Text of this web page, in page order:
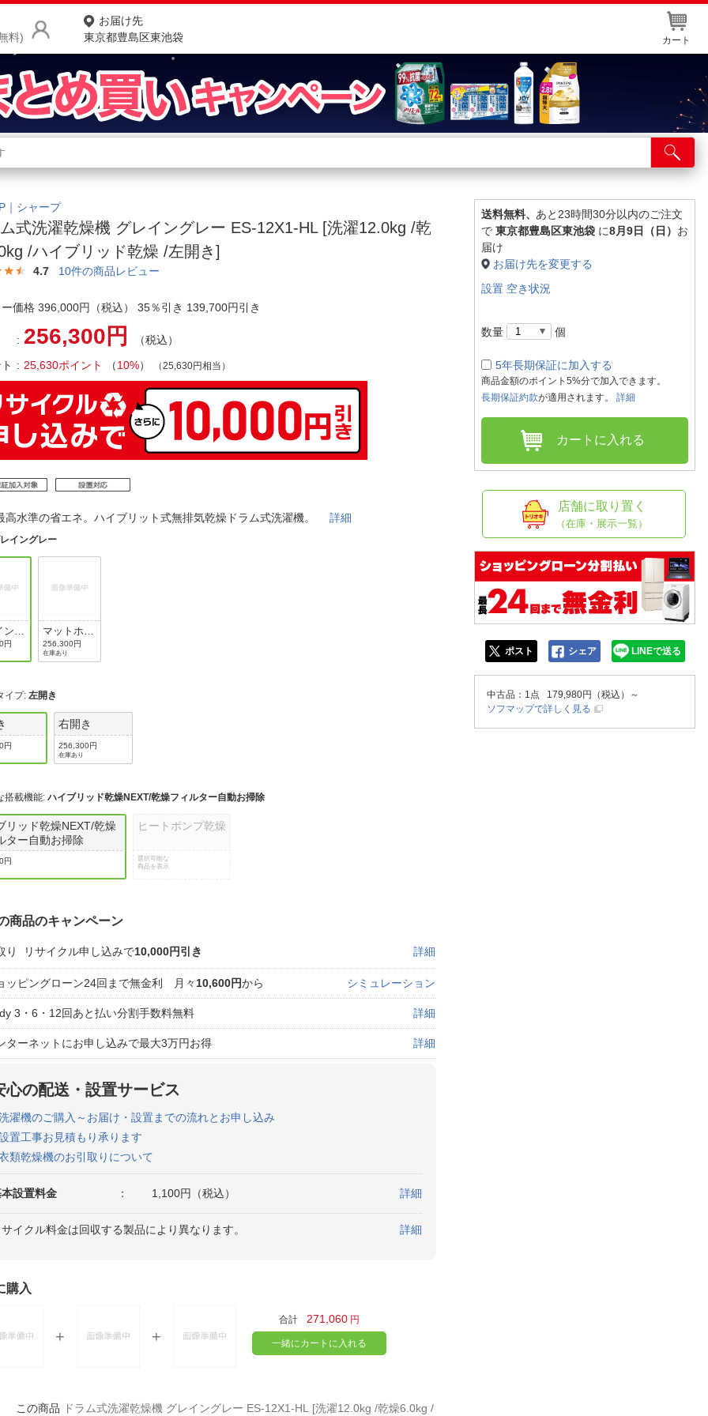
料)
お届け先
東京都豊島区東池袋
カート
商品をさがす
ランキングからさがす
カテゴリ一覧からさがす
ご利用ガイド
よくある質問・お問合せ
ご利用規約
店舗サービス
ネット取り置き
店舗情報・店舗一覧
IR情報
｜シャープ
式洗濯乾燥機 グレイングレー ES-12X1-HL [洗濯12.0kg /乾
/ハイブリッド乾燥 /左開き]
4.7 10件の商品レビュー
価格 396,000円（税込） 35％引き 139,700円引き
256,300円
（税込）
25,630ポイント （10%） （25,630円相当）
高水準の省エネ。ハイブリット式無排気乾燥ドラム式洗濯機。詳細
イングレー
ング
円
マットホワ
イト
256,300円
在庫あり
イプ:左開き
円
右開き
256,300円
在庫あり
搭載機能:ハイブリッド乾燥NEXT/乾燥フィルター自動お掃除
リッド乾燥NEXT/乾燥
ター自動お掃除
円
ヒートポンプ乾燥
選択可能な
商品を表示
商品のキャンペーン
り リサイクル申し込みで10,000円引き 詳細
ッピングローン24回まで無金利 月々 10,600円から シミュレーション
3・6・12回あと払い分割手数料無料 詳細
ターネットにお申し込みで最大3万円お得 詳細
心の配送・設置サービス
濯機のご購入～お届け・設置までの流れとお申し込み
置工事お見積もり承ります
類乾燥機のお引取りについて
設置料金 ： 1,100円（税込） 詳細
イクル料金は回収する製品により異なります。 詳細
購入
合計 271,060 円
一緒にカートに入れる
ドラム式洗濯乾燥機 グレイングレー ES-12X1-HL [洗濯12.0kg /乾燥6.0kg /
送料無料、 あと23時間30分以内のご注文
で 東京都豊島区東池袋 に8月9日（日） お
届け
お届け先を変更する
設置 空き状況
数量 個
5年長期保証に加入する
商品金額のポイント5%分で加入できます。
長期保証約款が適用されます。 詳細
カートに入れる
店舗に取り置く
（在庫・展示一覧）
ポスト シェア LINEで送る
中古品 ：1点 179,980円（税込）～
ソフマップで詳しく見る